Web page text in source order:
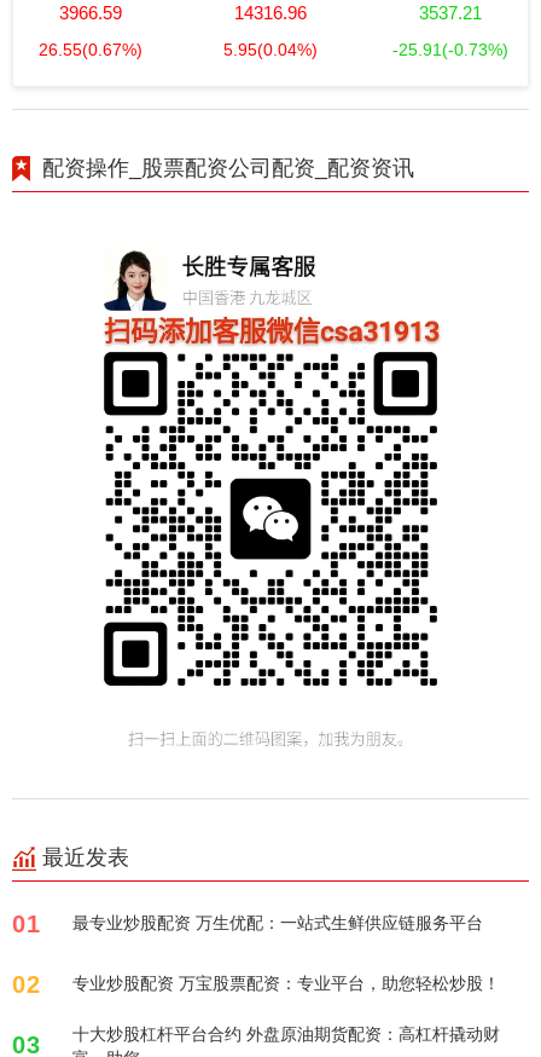
3966.59
26.55(0.67%)
14316.96
5.95(0.04%)
3537.21
-25.91(-0.73%)
配资操作_股票配资公司配资_配资资讯
最近发表
01 最专业炒股配资 万生优配：一站式生鲜供应链服务平台
02 专业炒股配资 万宝股票配资：专业平台，助您轻松炒股！
03
十大炒股杠杆平台合约 外盘原油期货配资：高杠杆撬动财